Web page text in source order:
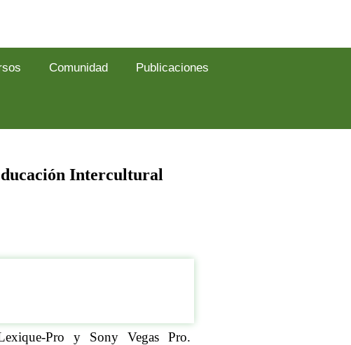
Comunidad Publicaciones
Intercultural
Pro y Sony Vegas Pro.